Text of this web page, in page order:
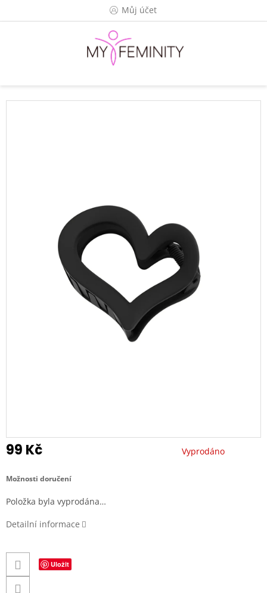
Můj účet
99 Kč
cena:
Vyprodáno
Možnosti doručení
Položka byla vyprodána…
Detailní informace
Uložit